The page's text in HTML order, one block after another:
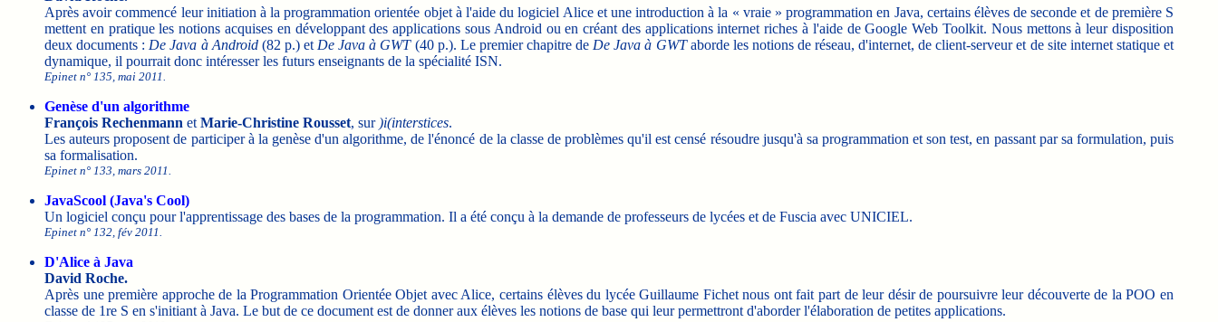
Après avoir commencé leur initiation à la programmation orientée objet à l'aide du logiciel Alice et une introduction à la « vraie » programmation en Java, certains élèves de seconde et de première S
mettent en pratique les notions acquises en développant des applications sous Android ou en créant des applications internet riches à l'aide de Google Web Toolkit. Nous mettons à leur disposition
deux documents : De Java à Android(82 p.) et De Java à GWT(40 p.). Le premier chapitre de De Java à GWTaborde les notions de réseau, d'internet, de client-serveur et de site internet statique et
dynamique, il pourrait donc intéresser les futurs enseignants de la spécialité ISN.
Epinet n° 135, mai 2011.
Genèse d'un algorithme
François Rechenmann et Marie-Christine Rousset, sur)i(interstices.
Les auteurs proposent de participer à la genèse d'un algorithme, de l'énoncé de la classe de problèmes qu'il est censé résoudre jusqu'à sa programmation et son test, en passant par sa formulation, puis
sa formalisation.
Epinet n° 133, mars 2011.
JavaScool (Java's Cool)
Un logiciel conçu pour l'apprentissage des bases de la programmation. Il a été conçu à la demande de professeurs de lycées et de Fuscia avec UNICIEL.
Epinet n° 132, fév 2011.
D'Alice à Java
David Roche.
Après une première approche de la Programmation Orientée Objet avec Alice, certains élèves du lycée Guillaume Fichet nous ont fait part de leur désir de poursuivre leur découverte de la POO en
classe de 1re S en s'initiant à Java. Le but de ce document est de donner aux élèves les notions de base qui leur permettront d'aborder l'élaboration de petites applications.